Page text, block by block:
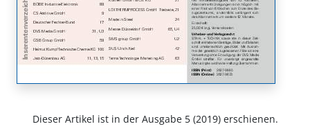
Dieser Artikel ist in der Ausgabe 5 (2019) erschienen.